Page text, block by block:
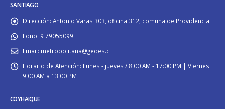
SANTIAGO
Dirección: Antonio Varas 303, oficina 312, comuna de Providencia
Fono: 9 79055099
Email: metropolitana@gedes.cl
Horario de Atención: Lunes - jueves / 8:00 AM - 17:00 PM | Viernes
9:00 AM a 13:00 PM
COYHAIQUE